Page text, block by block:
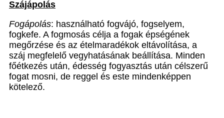
Szájápolás
Fogápolás: használható fogvájó, fogselyem,
fogkefe. A fogmosás célja a fogak épségének
megőrzése és az ételmaradékok eltávolítása, a
száj megfelelő vegyhatásának beállítása. Minden
főétkezés után, édesség fogyasztás után célszerű
fogat mosni, de reggel és este mindenképpen
kötelező.